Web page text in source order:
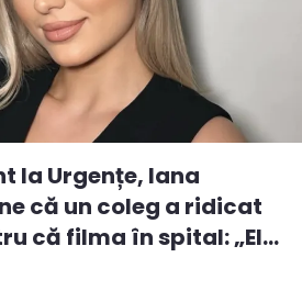
la Urgențe, Iana
că un coleg a ridicat
că filma în spital: „El